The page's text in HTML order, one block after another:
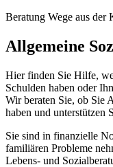
Beratung Wege aus der
Allgemeine
Hier finden Sie Hilfe,
Schulden haben oder
Wir beraten Sie, ob Sie
haben und unterstützen
Sie sind in finanzielle
familiären Probleme
Lebens- und